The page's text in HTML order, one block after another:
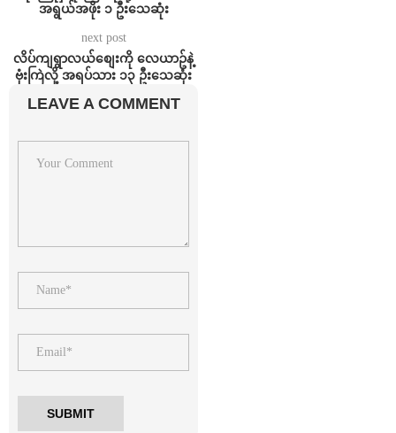
အရွယ်အဖိုး ၁ ဦးသေဆုံး
next post
လိပ်ကျရွာလယ်စျေးကို လေယာဥ်နဲ့
ဗုံးကြဲလို့ အရပ်သား ၁၃ ဦးသေဆုံး
LEAVE A COMMENT